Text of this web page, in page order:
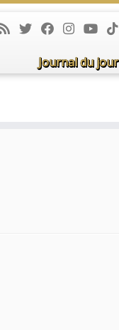
Journal du jour